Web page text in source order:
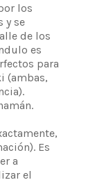
los
y se
de los
es
para
(ambas,
Es
a
el